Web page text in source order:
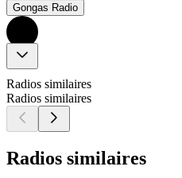
Gongas Radio
Radios similaires
Radios similaires
Radios similaires